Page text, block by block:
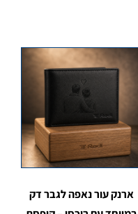
ארנק עור נאפה לגבר דק